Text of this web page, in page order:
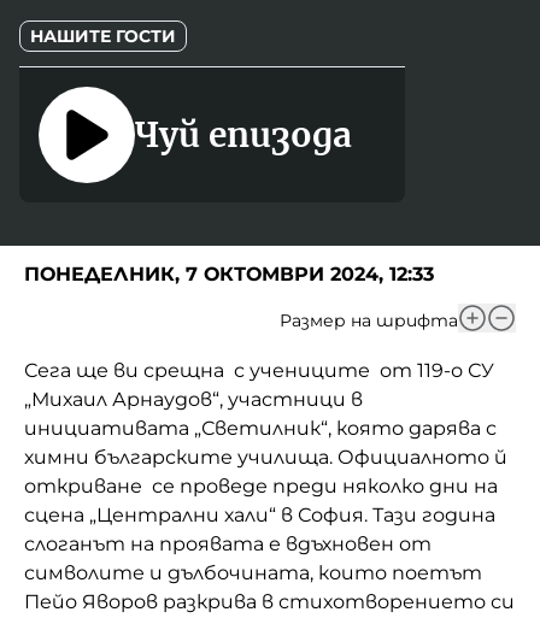
Музикална кутийка
От соул до рокендрол
Междучасие
Яйцето на света
Златната ябълка
Като Айнщайн
Домашен любимец
Питаме Ви
До ре ми
БНР
БНР Новини
Архивен фонд на БНР
НАШИТЕ ГОСТИ
Чуй епизода
ПОНЕДЕЛНИК, 7 ОКТОМВРИ 2024, 12:33
Размер на шрифта
Сега ще ви срещна с учениците от 119-о СУ
„Михаил Арнаудов“, участници в
инициативата „Светилник“, която дарява с
химни българските училища. Официалното й
откриване се проведе преди няколко дни на
сцена „Централни хали“ в София. Тази година
слоганът на проявата е вдъхновен от
символите и дълбочината, които поетът
Пейо Яворов разкрива в стихотворението си